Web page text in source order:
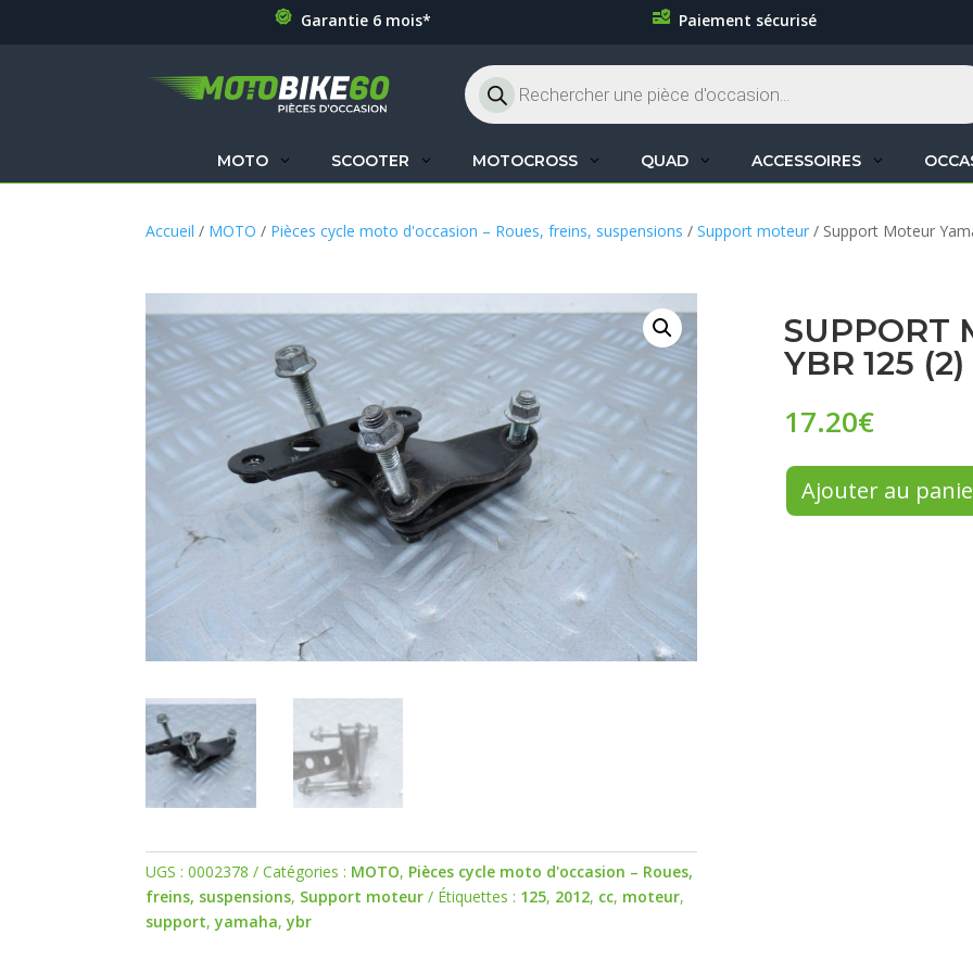
Garantie 6 mois* Paiement sécurisé
Recherche
de
produits
MOTO SCOOTER MOTOCROSS QUAD ACCESSOIRES
Accueil / MOTO / Pièces cycle moto d'occasion – Roues, freins, suspensions /Support moteur / Support Moteur
UGS :0002378 Catégories : MOTO, Pièces cycle moto d'occasion – Roues,
freins, suspensions, Support moteur Étiquettes : 125, 2012, cc, moteur,
support,yamaha,ybr
SUPPORT
YBR 125 (2)
17.20€
Ajouter au